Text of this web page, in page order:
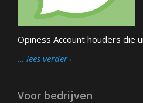
Opiness Account houders die
… lees verder
Voor bedrijven